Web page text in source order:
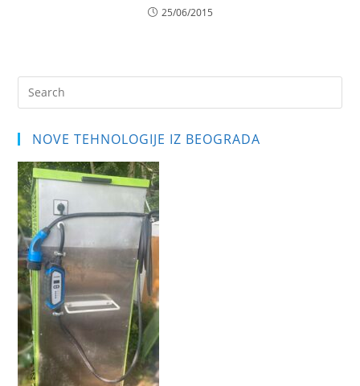
25/06/2015
NOVE TEHNOLOGIJE IZ BEOGRADA